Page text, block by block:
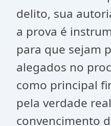
delito, sua
a prova é
para que sejam
alegados no
como principal
pela verdade
convencimento